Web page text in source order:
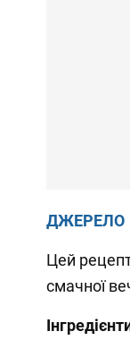
ДЖЕРЕЛО
Цей
смачної